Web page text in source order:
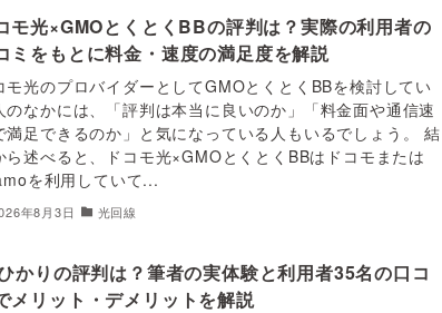
モ光×GMOとくとくBBの評判は？実際の利用者の
ミをもとに料金・速度の満足度を解説
モ光のプロバイダーとしてGMOとくとくBBを検討してい
のなかには、「評判は本当に良いのか」「料金面や通信速
満足できるのか」と気になっている人もいるでしょう。 結
ら述べると、ドコモ光×GMOとくとくBBはドコモまたは
を利用していて...
年8月3日 光回線
かりの評判は？筆者の実体験と利用者35名の口コ
メリット・デメリットを解説